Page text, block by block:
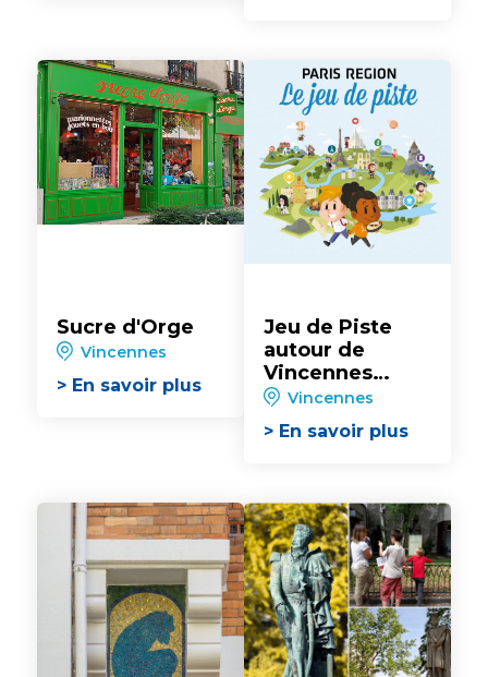
Sucre d'Orge
Vincennes
> En savoir plus
Jeu de Piste
autour de
Vincennes
"Paris Région
Aventure"
Vincennes
> En savoir plus